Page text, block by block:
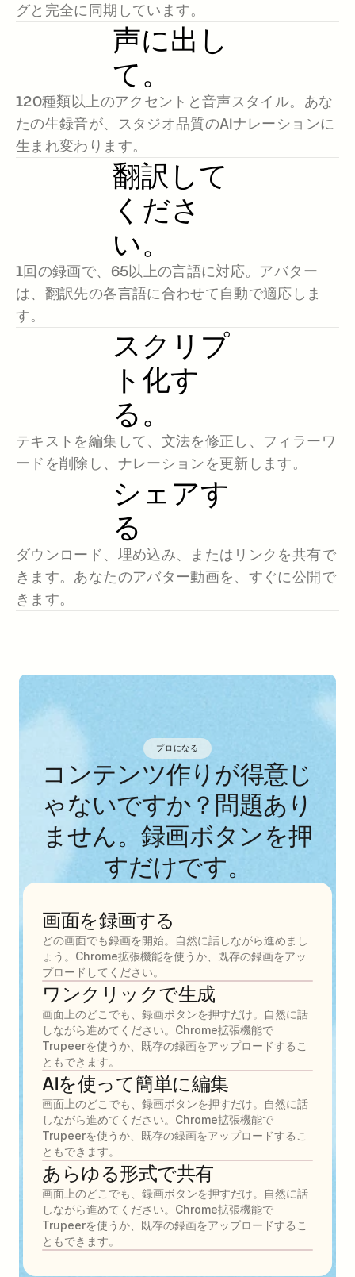
グと完全に同期しています。
声に出し
て。
120種類以上のアクセントと音声スタイル。あな
たの生録音が、スタジオ品質のAIナレーションに
生まれ変わります。
翻訳して
くださ
い。
1回の録画で、65以上の言語に対応。アバター
は、翻訳先の各言語に合わせて自動で適応しま
す。
スクリプ
ト化す
る。
テキストを編集して、文法を修正し、フィラーワ
ードを削除し、ナレーションを更新します。
シェアす
る
ダウンロード、埋め込み、またはリンクを共有で
きます。あなたのアバター動画を、すぐに公開で
きます。
プロになる
コンテンツ作りが得意じ
ゃないですか？問題あり
ません。録画ボタンを押
すだけです。
画面を録画する
どの画面でも録画を開始。自然に話しながら進めまし
ょう。Chrome拡張機能を使うか、既存の録画をアッ
プロードしてください。
ワンクリックで生成
画面上のどこでも、録画ボタンを押すだけ。自然に話
しながら進めてください。Chrome拡張機能で
Trupeerを使うか、既存の録画をアップロードするこ
ともできます。
AIを使って簡単に編集
画面上のどこでも、録画ボタンを押すだけ。自然に話
しながら進めてください。Chrome拡張機能で
Trupeerを使うか、既存の録画をアップロードするこ
ともできます。
あらゆる形式で共有
画面上のどこでも、録画ボタンを押すだけ。自然に話
しながら進めてください。Chrome拡張機能で
Trupeerを使うか、既存の録画をアップロードするこ
ともできます。